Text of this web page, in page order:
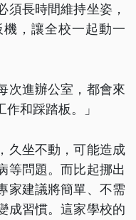
須長時間維持坐姿，
，讓全校一起動一
次進辦公室，都會來
和踩踏板。」
久坐不動，可能造成
等問題。而比起挪出
家建議將簡單、不需
成習慣。這家學校的